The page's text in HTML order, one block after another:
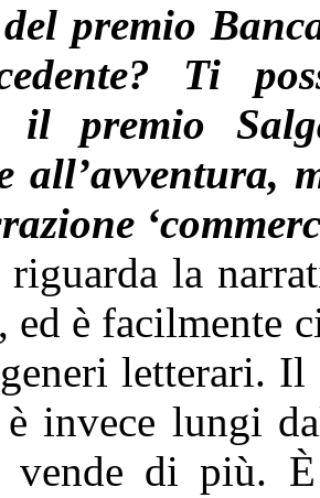
premio
Ti
il premio
all’avventura,
la
ed è facilmente
letterari. Il
invece lungi
vende di più.